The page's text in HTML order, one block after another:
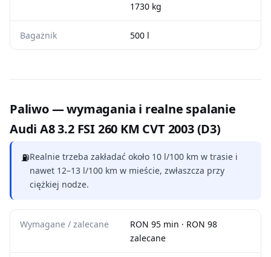
1730 kg
Bagażnik 500 l
Paliwo — wymagania i realne spalanie
Audi A8 3.2 FSI 260 KM CVT 2003 (D3)
⛽Realnie trzeba zakładać około 10 l/100 km w trasie i
nawet 12–13 l/100 km w mieście, zwłaszcza przy
ciężkiej nodze.
Wymagane / zalecane
RON 95 min · RON 98
zalecane